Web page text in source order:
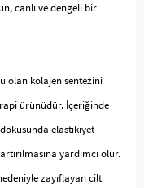
canlı ve dengeli bir
olan kolajen sentezini
ürünüdür. İçeriğinde
elastikiyet
yardımcı olur.
zayıflayan cilt